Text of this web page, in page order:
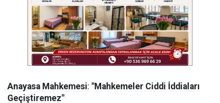
Anayasa Mahkemesi: "Mahkemeler Ciddi İddiaları
Geçiştiremez"